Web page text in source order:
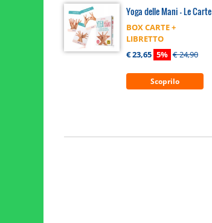
Yoga delle Mani - Le Carte
BOX CARTE +
LIBRETTO
€ 23,65 5% € 24,90
Scoprilo